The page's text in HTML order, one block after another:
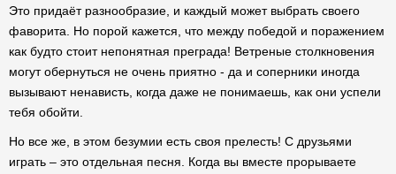
Это придаёт разнообразие, и каждый может выбрать своего
фаворита. Но порой кажется, что между победой и поражением
как будто стоит непонятная преграда! Ветреные столкновения
могут обернуться не очень приятно - да и соперники иногда
вызывают ненависть, когда даже не понимаешь, как они успели
тебя обойти.
Но все же, в этом безумии есть своя прелесть! С друзьями
играть – это отдельная песня. Когда вы вместе прорываете